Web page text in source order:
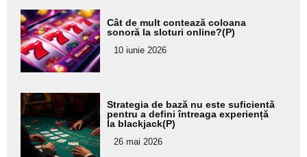
Adaugă
aici textul
pentru
subtitlu
Cât de mult contează coloana
sonoră la sloturi online?(P)
10 iunie 2026
Adaugă
aici textul
pentru
subtitlu
Strategia de bază nu este suficientă
pentru a defini întreaga experiență
la blackjack(P)
26 mai 2026